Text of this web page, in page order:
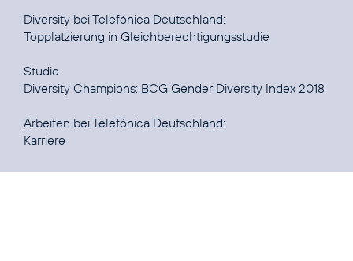
Topplatzierung in Gleichberechtigungsstudie
Diversity Champions: BCG Gender Diversity Index 2018
Karriere